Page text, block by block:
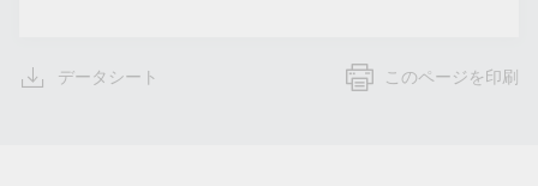
データシート このページを印刷